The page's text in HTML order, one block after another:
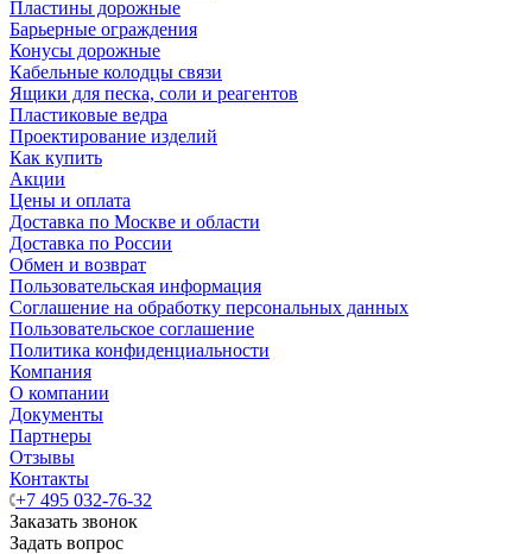
Пластины дорожные
Барьерные ограждения
Конусы дорожные
Кабельные колодцы связи
Ящики для песка, соли и реагентов
Пластиковые ведра
Проектирование изделий
Как купить
Акции
Цены и оплата
Доставка по Москве и области
Доставка по России
Обмен и возврат
Пользовательская информация
Соглашение на обработку персональных данных
Пользовательское соглашение
Политика конфиденциальности
Компания
О компании
Документы
Партнеры
Отзывы
Контакты
+7 495 032-76-32
Заказать звонок
Задать вопрос